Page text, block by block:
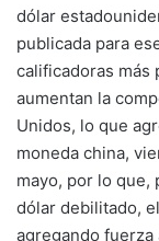
dólar
publicada para
calificadoras más
aumentan la
Unidos, lo que
moneda china,
mayo, por lo que,
dólar debilitado,
agregando fuerza